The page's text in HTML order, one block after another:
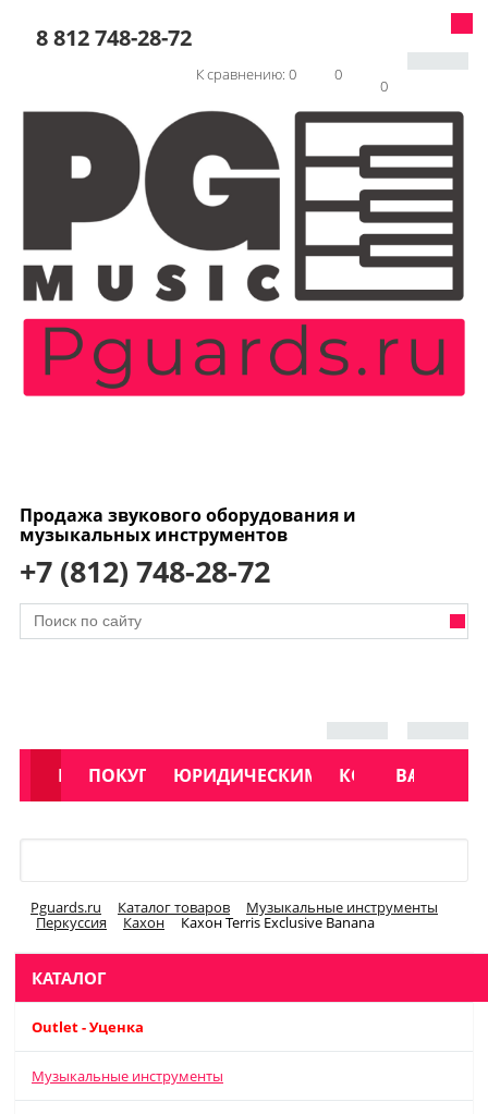
8 812 748-28-72
0
0
К сравнению: 0
Продажа звукового оборудования и
музыкальных инструментов
+7 (812) 748-28-72
АКЦИИ
КАТАЛОГ
ПОКУПАТЕЛЯМЮРИДИЧЕСКИМ ЛИЦАМКОНТАКТЫ
УСЛУГИ
Pguards.ru Каталог товаров Музыкальные инструменты
Перкуссия Кахон Кахон Terris Exclusive Banana
КАТАЛОГ
Outlet - Уценка
Музыкальные инструменты